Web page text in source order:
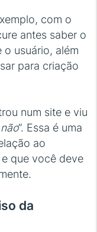
com o
antes saber o
usuário, além
para criação
num site e viu
”. Essa é uma
ao
que você deve
da